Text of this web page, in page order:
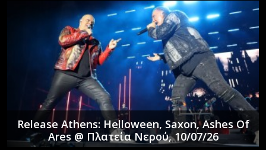
Release Athens: Helloween, Saxon, Ashes Of
Ares @ Πλατεία Νερού, 10/07/26